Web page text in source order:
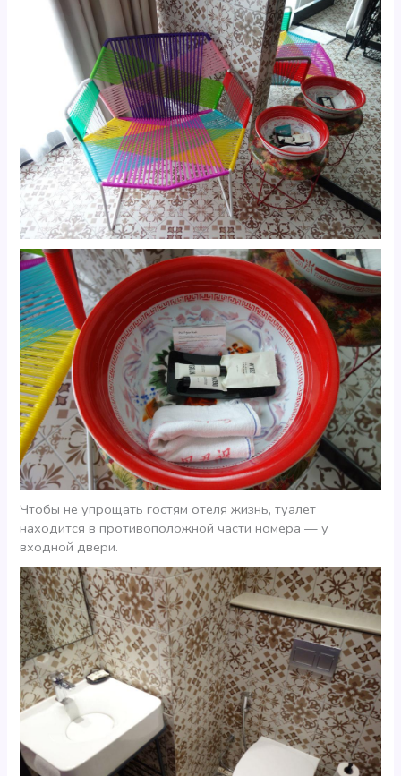
Чтобы не упрощать гостям отеля жизнь, туалет
находится в противоположной части номера — у
входной двери.